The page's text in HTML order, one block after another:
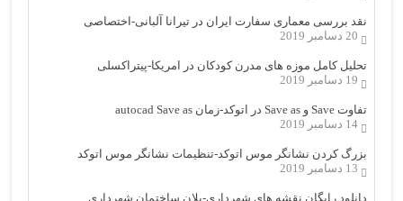
نقد بررسی معماری سفارت ایران در تیرانا آلبانی-اختصاصی
20 دسامبر 2019
تحلیل کامل موزه های مدرن کودکان در امریکا-پیتراکسلی
19 دسامبر 2019
تفاوت Save و Save as در اتوکد-زمان autocad Save as
14 دسامبر 2019
بزرگ کردن نشانگر موس اتوکد-تنظیمات نشانگر موس اتوکد
13 دسامبر 2019
دانلود رایگان نقشه های شهرداری-پلان ساختمان شهرداری